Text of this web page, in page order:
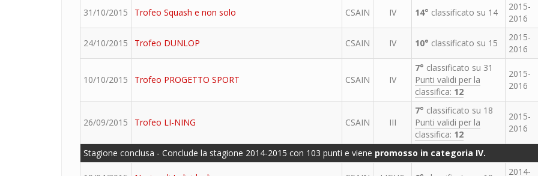
31/10/2015 Trofeo Squash e non solo CSAIN IV 14° classificato su 14
2015-
2016
24/10/2015 Trofeo DUNLOP CSAIN IV 10° classificato su 15
2015-
2016
10/10/2015 Trofeo PROGETTO SPORT CSAIN IV
7° classificato su 31
Punti validi per la
classifica: 12
2015-
2016
26/09/2015 Trofeo LI-NING CSAIN III
7° classificato su 18
Punti validi per la
classifica: 12
2015-
2016
Stagione conclusa - Conclude la stagione 2014-2015 con 103 punti e viene promosso in categoria IV.
2014-